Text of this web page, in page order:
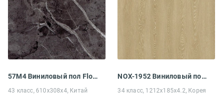
57М4 Виниловый пол Floorwood Unit Лаверон
43 класс, 610x308x4, Китай
NOX-1952 Виниловый пол EcoClick NOX-1900 Rich Дуб Шампань
34 класс, 1212x185x4.2, Корея